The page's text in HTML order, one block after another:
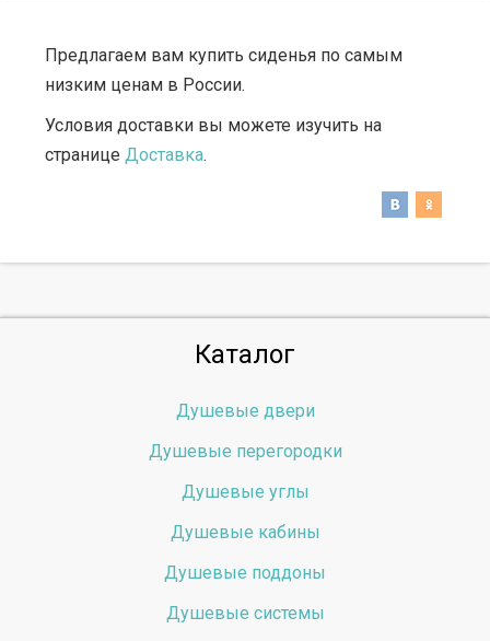
Предлагаем вам купить сиденья по самым
низким ценам в России.
Условия доставки вы можете изучить на
странице Доставка.
Каталог
Душевые двери
Душевые перегородки
Душевые углы
Душевые кабины
Душевые поддоны
Душевые системы